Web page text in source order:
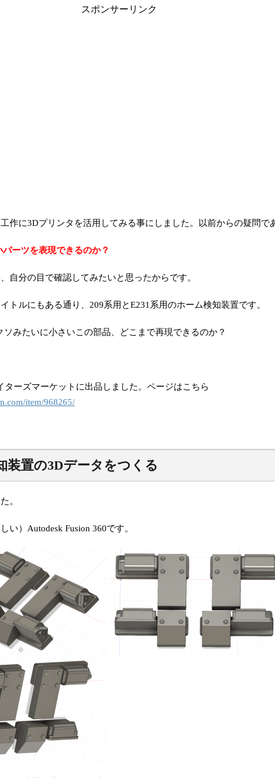
スポンサーリンク
作に3Dプリンタを活用してみる事にしました。以前からの疑問で
ーツを表現できるのか？
自分の目で確認してみたいと思ったからです。
トルにもある通り、209系用とE231系用のホーム検知装置です。
ソみたいに小さいこの部品、どこまで再現できるのか？
ーズマーケットに出品しました。ページはこちら
item/968265/
装置の3Dデータをつくる
。
い）Autodesk Fusion 360です。